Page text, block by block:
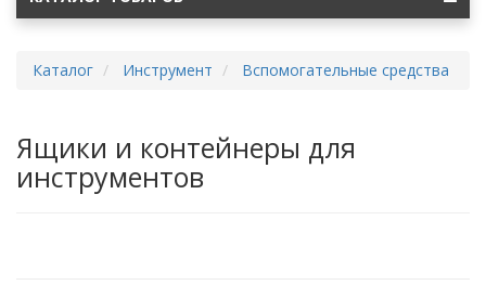
Каталог Инструмент Вспомогательные средства
Ящики и контейнеры для
инструментов